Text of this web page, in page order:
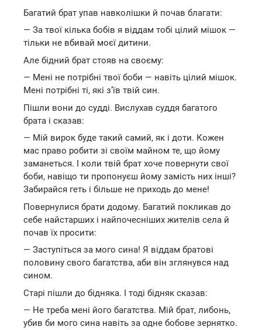
Багатий брат упав навколішки й почав благати:
— За твої кілька бобів я віддам тобі цілий мішок —
тільки не вбивай моєї дитини.
Але бідний брат стояв на своєму:
— Мені не потрібні твої боби — навіть цілий мішок.
Мені потрібні ті, які з’їв твій син.
Пішли вони до судді. Вислухав суддя багатого
брата і сказав:
— Мій вирок буде такий самий, як і доти. Кожен
мас право робити зі своїм майном те, що йому
заманеться. І коли твій брат хоче повернути свої
боби, навіщо ти пропонуєш йому замість них інші?
Забирайся геть і більше не приходь до мене!
Повернулися брати додому. Багатий покликав до
себе найстарших і найпочесніших жителів села й
почав їх просити:
— Заступіться за мого сина! Я віддам братові
половину свого багатства, аби він зглянувся над
сином.
Старі пішли до бідняка. І тоді бідняк сказав:
— Не треба мені його багатства. Мій брат, либонь,
убив би мого сина навіть за одне бобове зернятко.